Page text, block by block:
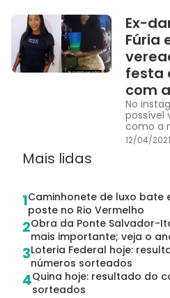
Ex-
Fúria
festa
com
No
possível
como a
evento
12/04/
Mais lidas
1Caminhonete de luxo
poste no Rio Vermelho
2Obra da Ponte Salvador-
mais importante; veja o
3Loteria Federal hoje:
números sorteados
4Quina hoje: resultado do
sorteados